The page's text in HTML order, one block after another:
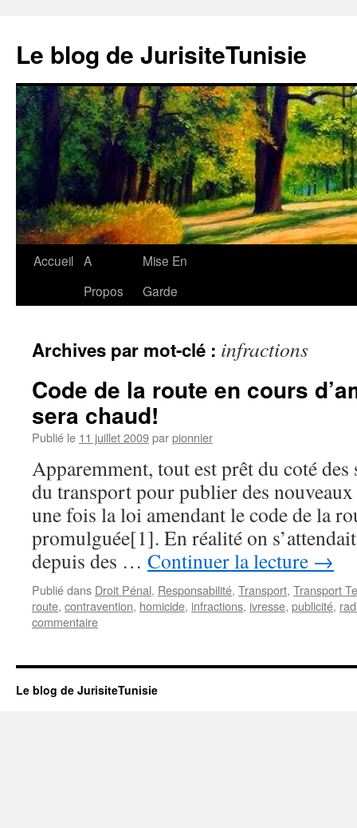
contenu
Le blog de JurisiteTunisie
Accueil A
Propos
Mise En
Garde
Archives par mot-clé : infractions
Code de la route en cours
sera chaud!
Publié le 11 juillet 2009parpionnier
Apparemment, tout est prêt du coté
du transport pour publier des
une fois la loi amendant le code de la
promulguée[1]. En réalité on
depuis des … Continuer la lecture →
Publié dans Droit Pénal, Responsabilité, Transport, Transport
route, contravention, homicide, infractions, ivresse, publicité,
commentaire
Le blog de JurisiteTunisie